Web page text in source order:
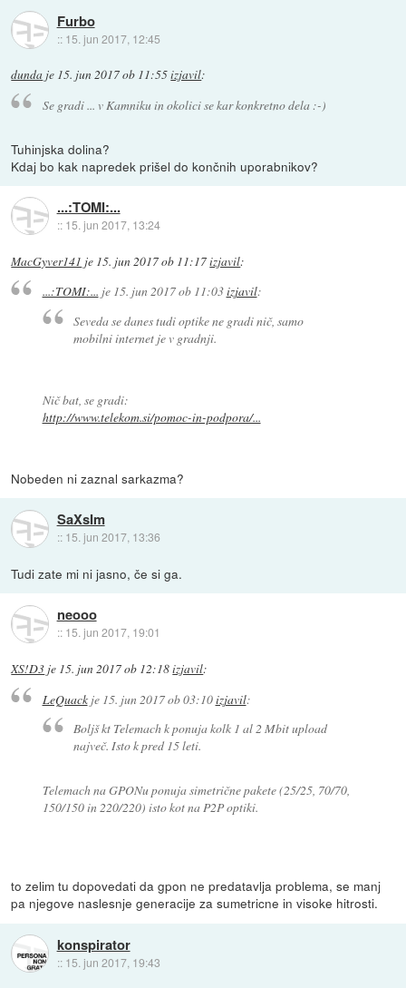
Furbo
:: 15. jun 2017, 12:45
dunda je 15. jun 2017 ob 11:55izjavil:
Se gradi ... v Kamniku in okolici se kar konkretno dela :-)
Tuhinjska dolina?
Kdaj bo kak napredek prišel do končnih uporabnikov?
...:TOMI:...
:: 15. jun 2017, 13:24
MacGyver141 je 15. jun 2017 ob 11:17izjavil:
...:TOMI:... je 15. jun 2017 ob 11:03izjavil:
Seveda se danes tudi optike ne gradi nič, samo
mobilni internet je v gradnji.
Nič bat, se gradi:
http://www.telekom.si/pomoc-in-podpora/...
Nobeden ni zaznal sarkazma?
SaXsIm
:: 15. jun 2017, 13:36
Tudi zate mi ni jasno, če si ga.
neooo
:: 15. jun 2017, 19:01
XS!D3 je 15. jun 2017 ob 12:18izjavil:
LeQuackje 15. jun 2017 ob 03:10izjavil:
Boljš kt Telemach k ponuja kolk 1 al 2 Mbit upload
največ. Isto k pred 15 leti.
Telemach na GPONu ponuja simetrične pakete (25/25, 70/70,
150/150 in 220/220) isto kot na P2P optiki.
to zelim tu dopovedati da gpon ne predatavlja problema, se manj
pa njegove naslesnje generacije za sumetricne in visoke hitrosti.
konspirator
:: 15. jun 2017, 19:43